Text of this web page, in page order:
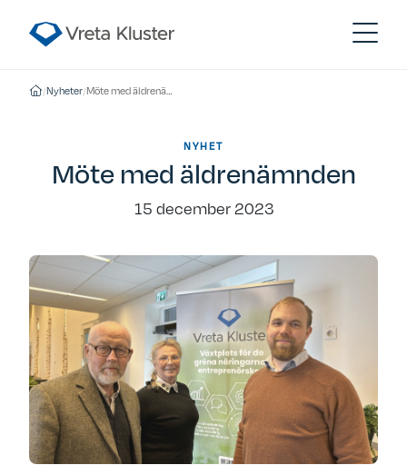
/Nyheter/ Möte med äldrenämnden
NYHET
Möte med äldrenämnden
15 december 2023